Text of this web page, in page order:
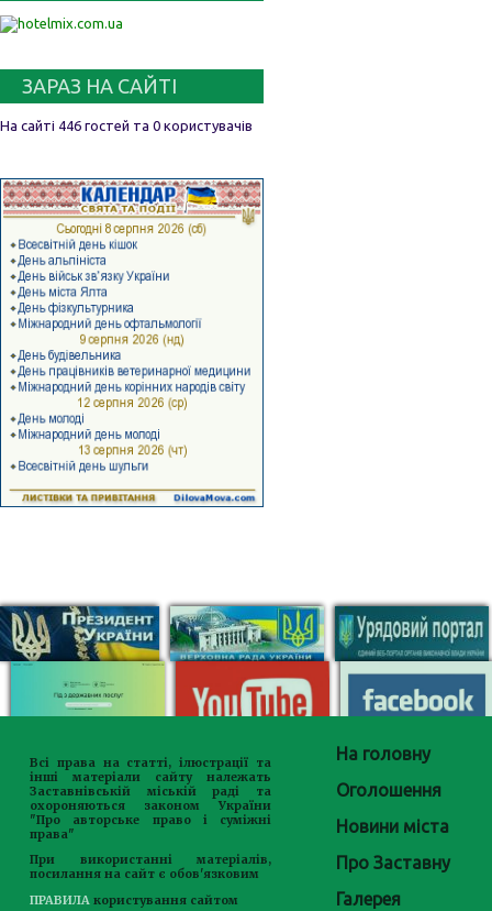
ЗАРАЗ НА САЙТІ
На сайті 446 гостей та 0 користувачів
Всі права на статті, ілюстрації та
інші матеріали сайту належать
Заставнівській міській раді та
охороняються законом України
"Про авторське право і суміжні
права"
При використанні матеріалів,
посилання на сайт є обов'язковим
ПРАВИЛА користування сайтом
На головну
Оголошення
Новини міста
Про Заставну
Галерея